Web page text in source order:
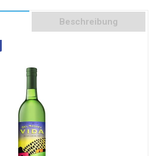
Beschreibung